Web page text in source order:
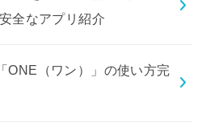
全なアプリ紹介
ONE（ワン）」の使い方完